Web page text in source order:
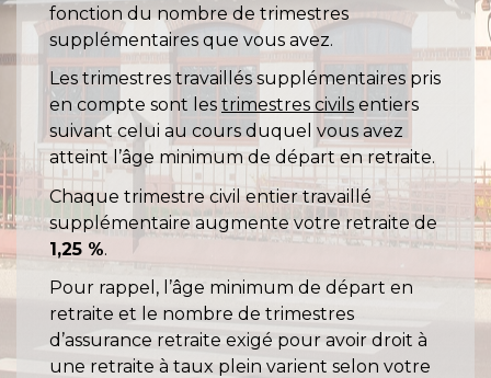
fonction du nombre de trimestres
supplémentaires que vous avez.
Les trimestres travaillés supplémentaires pris
en compte sont les trimestres civils entiers
suivant celui au cours duquel vous avez
atteint l’âge minimum de départ en retraite.
Chaque trimestre civil entier travaillé
supplémentaire augmente votre retraite de
1,25 %.
Pour rappel, l’âge minimum de départ en
retraite et le nombre de trimestres
d’assurance retraite exigé pour avoir droit à
une retraite à taux plein varient selon votre